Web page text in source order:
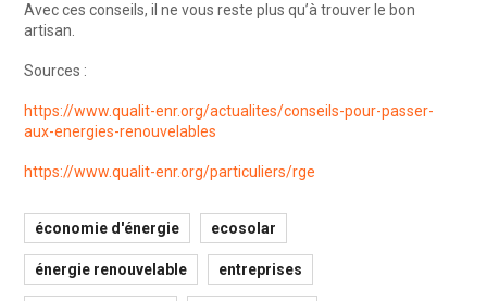
Avec ces conseils, il ne vous reste plus qu’à trouver le bon
artisan.
Sources :
https://www.qualit-enr.org/actualites/conseils-pour-passer-
aux-energies-renouvelables
https://www.qualit-enr.org/particuliers/rge
économie d'énergie ecosolar
énergie renouvelable entreprises